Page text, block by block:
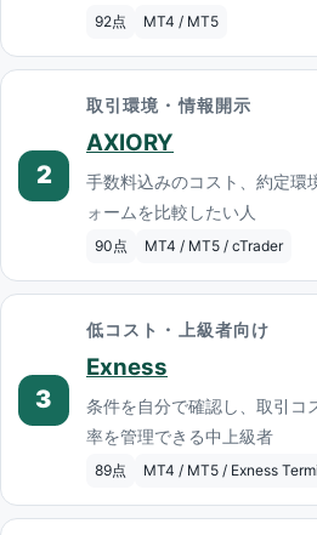
92点 MT4 / MT5
2
取引環境・情報開示
AXIORY
手数料込みのコスト、約定環
ォームを比較したい人
90点 MT4 / MT5 / cTrader
3
低コスト・上級者向け
Exness
条件を自分で確認し、取引コ
率を管理できる中上級者
89点 MT4 / MT5 / Exness